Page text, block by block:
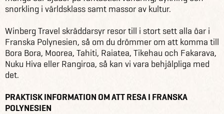
snorkling i världsklass samt massor av kultur.
Winberg Travel skräddarsyr resor till i stort sett alla öar i
Franska Polynesien, så om du drömmer om att komma till
Bora Bora, Moorea, Tahiti, Raiatea, Tikehau och Fakarava,
Nuku Hiva eller Rangiroa, så kan vi vara behjälpliga med
det.
PRAKTISK INFORMATION OM ATT RESA I FRANSKA
POLYNESIEN